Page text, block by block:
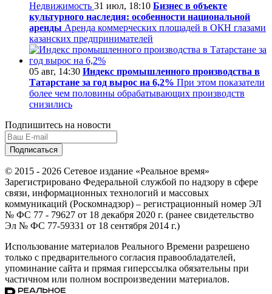
Недвижимость 31 июл, 18:10 Бизнес в объекте
культурного наследия: особенности национальной
аренды Аренда коммерческих площадей в ОКН глазами
казанских предпринимателей
05 авг, 14:30 Индекс промышленного производства в
Татарстане за год вырос на 6,2% При этом показатели
более чем половины обрабатывающих производств
снизились
Подпишитесь на новости
© 2015 - 2026 Сетевое издание «Реальное время»
Зарегистрировано Федеральной службой по надзору в сфере
связи, информационных технологий и массовых
коммуникаций (Роскомнадзор) – регистрационный номер ЭЛ
№ ФС 77 - 79627 от 18 декабря 2020 г. (ранее свидетельство
Эл № ФС 77-59331 от 18 сентября 2014 г.)
Использование материалов Реального Времени разрешено
только с предварительного согласия правообладателей,
упоминание сайта и прямая гиперссылка обязательны при
частичном или полном воспроизведении материалов.